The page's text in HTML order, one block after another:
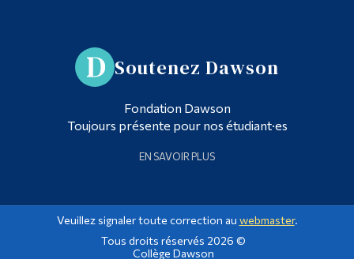
Soutenez Dawson
Fondation Dawson
Toujours présente pour nos étudiant·es
EN SAVOIR PLUS
Veuillez signaler toute correction au webmaster.
Tous droits réservés 2026 ©
Collège Dawson